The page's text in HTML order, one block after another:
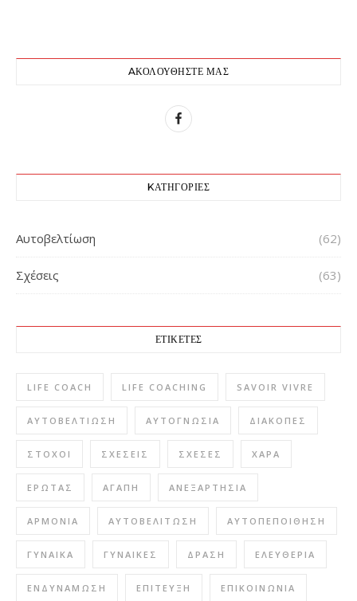
AΚΟΛΟΥΘΉΣΤΕ ΜΑΣ
KΑΤΗΓΟΡΊΕΣ
Αυτοβελτίωση (62)
Σχέσεις (63)
ΕΤΙΚΈΤΕΣ
LIFE COACH LIFE COACHING SAVOIR VIVRE
ΑΥΤΟΒΕΛΤΊΩΣΗ ΑΥΤΟΓΝΩΣΊΑ ΔΙΑΚΟΠΈΣ
ΣΤΌΧΟΙ ΣΧΈΣΕΙΣ ΣΧΈΣΕΣ ΧΑΡΆ
ΈΡΩΤΑΣ ΑΓΆΠΗ ΑΝΕΞΑΡΤΗΣΊΑ
ΑΡΜΟΝΊΑ ΑΥΤΟΒΕΛΊΤΩΣΗ ΑΥΤΟΠΕΠΟΊΘΗΣΗ
ΓΥΝΑΊΚΑ ΓΥΝΑΊΚΕΣ ΔΡΆΣΗ ΕΛΕΥΘΕΡΊΑ
ΕΝΔΥΝΆΜΩΣΗ ΕΠΊΤΕΥΞΗ ΕΠΙΚΟΙΝΩΝΊΑ